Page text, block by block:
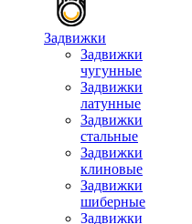
Задвижки
Задвижки
чугунные
Задвижки
латунные
Задвижки
стальные
Задвижки
клиновые
Задвижки
шиберные
Задвижки